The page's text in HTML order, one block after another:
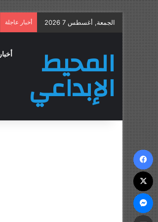
الجمعة, أغسطس 7 2026 أخبار عاجلة
المحيط
الإبداعي
أخبار
فيسبوك
‫X
ماسنجر
مشاركة عبر البريد